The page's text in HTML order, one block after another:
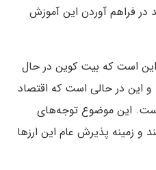
در فراهم آوردن این آموزش
است که بیت کوین در حال
این در حالی است که اقتصاد
این موضوع توجه‌های
و زمینه پذیرش عام این ارز‌ها